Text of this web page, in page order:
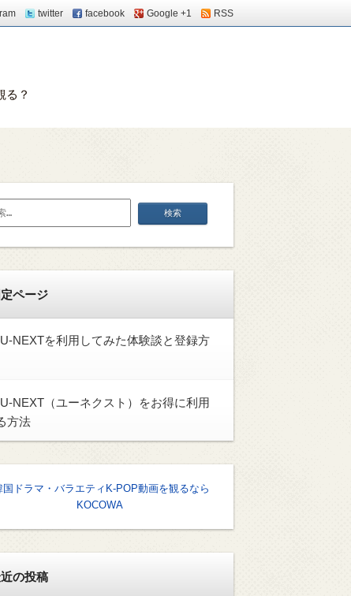
twitter facebook Google +1 RSS
る？
ページ
U-NEXTを利用してみた体験談と登録方
U-NEXT（ユーネクスト）をお得に利用
方法
国ドラマ・バラエティK-POP動画を観るなら
KOCOWA
の投稿